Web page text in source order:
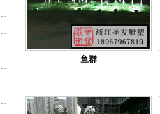
鱼群